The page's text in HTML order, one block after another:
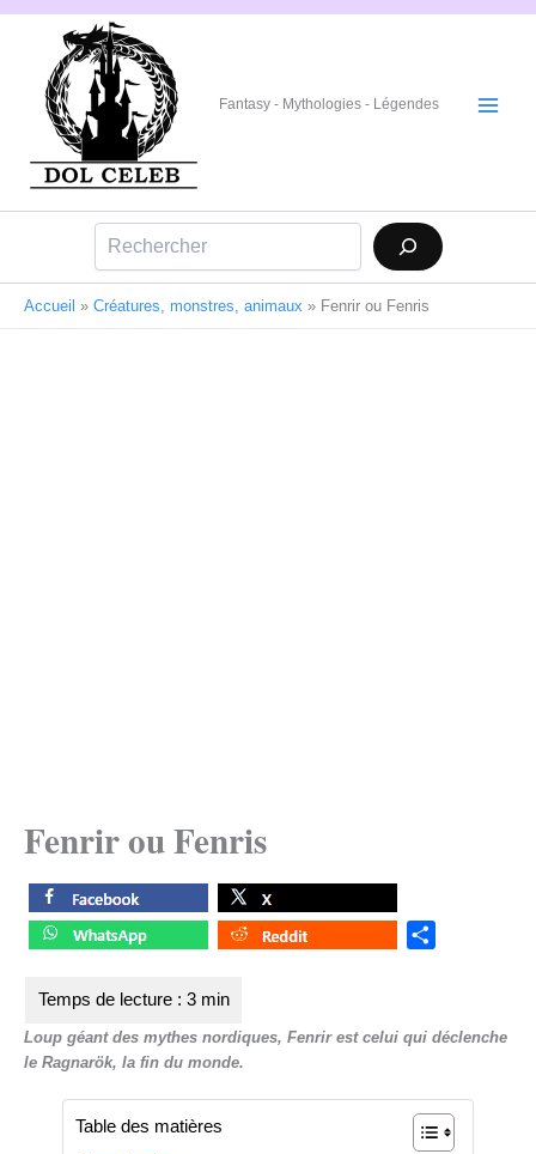
Aller
Fantasy - Mythologies - Légendes
Accueil » Créatures, monstres, animaux » Fenrir ou Fenris
Fenrir ou Fenris
e
Loup géant des mythes nordiques, Fenrir est celui qui déclenche
le Ragnarök, la fin du monde.
Table des matières